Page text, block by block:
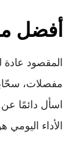
أفضل
المقصود
مفصلات،
اسأل دائمًا
الأداء